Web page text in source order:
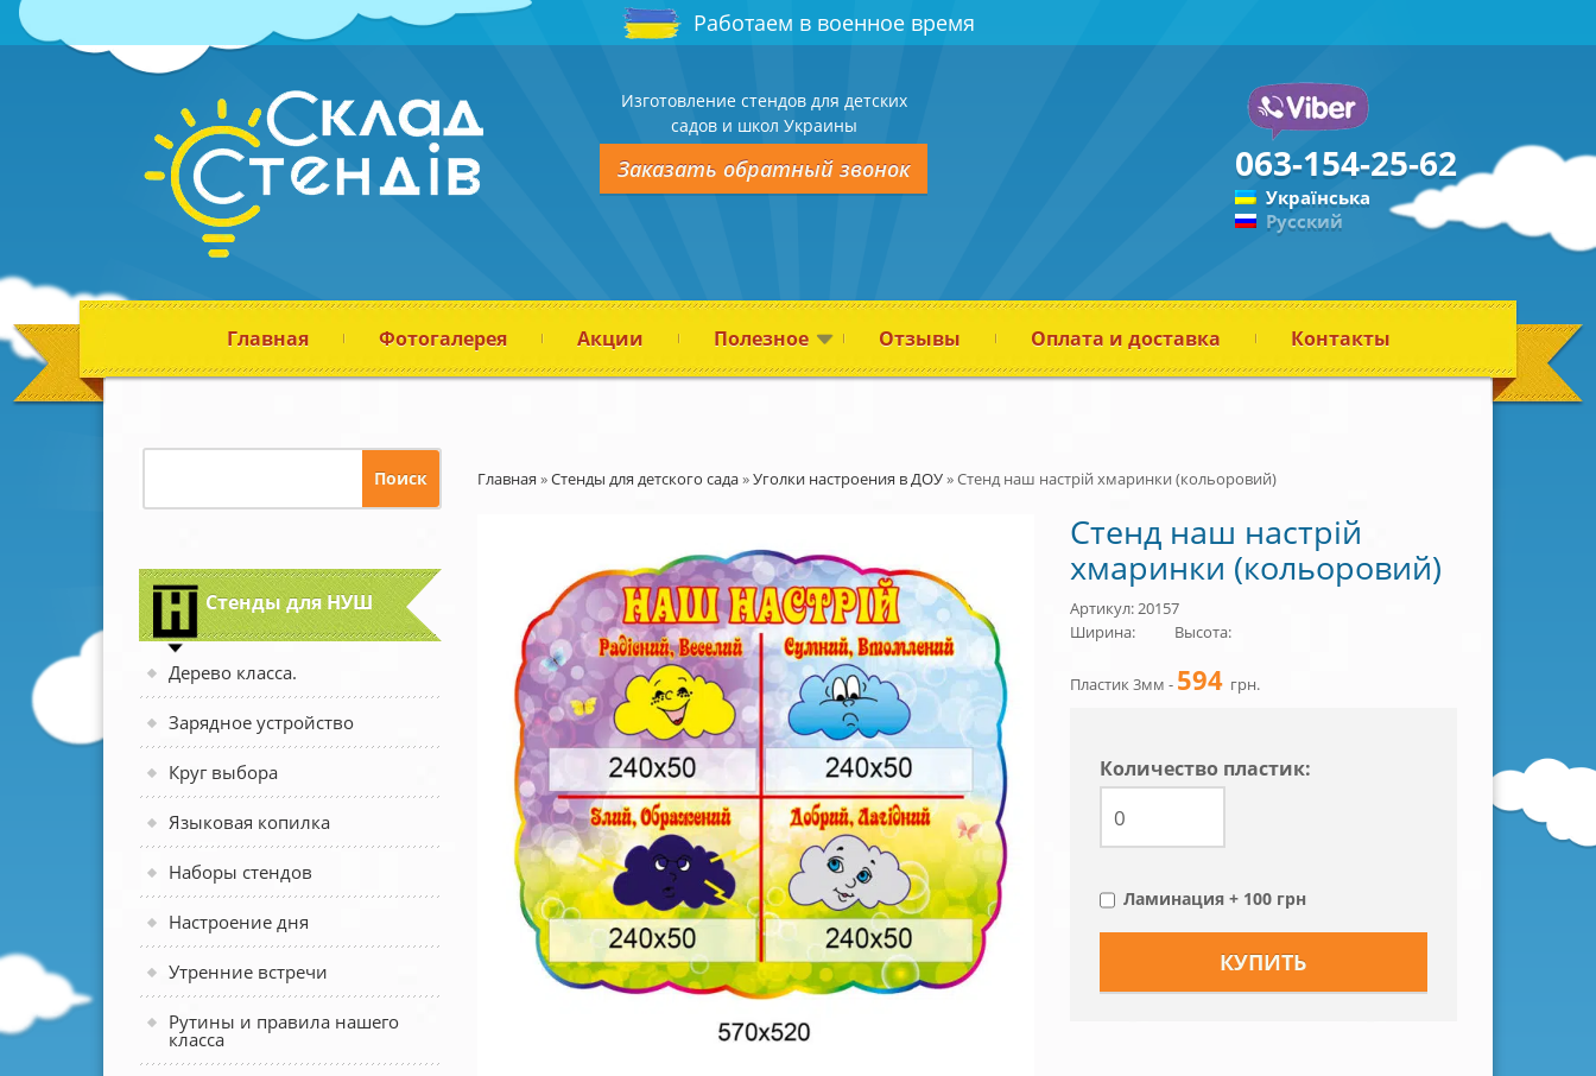
Работаем в военное время
Изготовление стендов для детских
садов и школ Украины
Заказать обратный звонок 063-154-25-62
Українська
Русский
Главная Фотогалерея Акции Полезное Отзывы Оплата и доставка Контакты
Стенды для НУШ
Дерево класса.
Зарядное устройство
Круг выбора
Языковая копилка
Наборы стендов
Настроение дня
Утренние встречи
Рутины и правила нашего
класса
Главная »Стенды для детского сада»Уголки настроения в ДОУ»Стенд наш настрій хмаринки (кольоровий)
Стенд наш настрій
хмаринки (кольоровий)
Артикул: 20157
Ширина:
Высота:
Пластик 3мм - 594 грн.
Количество пластик:
Ламинация + 100 грн